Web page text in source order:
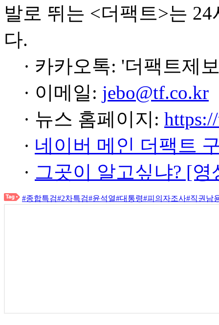
발로 뛰는 <더팩트>는
다.
· 카카오톡: '더팩트제
· 이메일: jebo@tf.co.kr
· 뉴스 홈페이지:
· 네이버 메인 더팩트
· 그곳이 알고싶냐? [
#종합특검#2차특검#윤석열#대통령#피의자조사#직권남